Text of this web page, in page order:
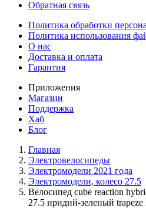
Обратная связь
Политика обработки
Политика использования
О нас
Доставка и оплата
Гарантия
Приложения
Магазин
Поддержка
Хаб
Блог
Главная
Электровелосипеды
Электромодели 2021 года
Электромодели, колесо 27.5
Велосипед cube reaction
27.5 иридий-зеленый trapeze